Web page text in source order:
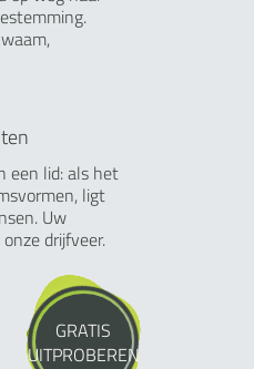
een lid: als het
ligt
Uw
drijfveer.
GRATIS
UITPROBEREN